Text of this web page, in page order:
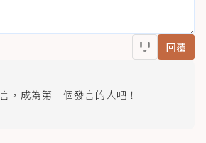
回覆
，成為第一個發言的人吧！